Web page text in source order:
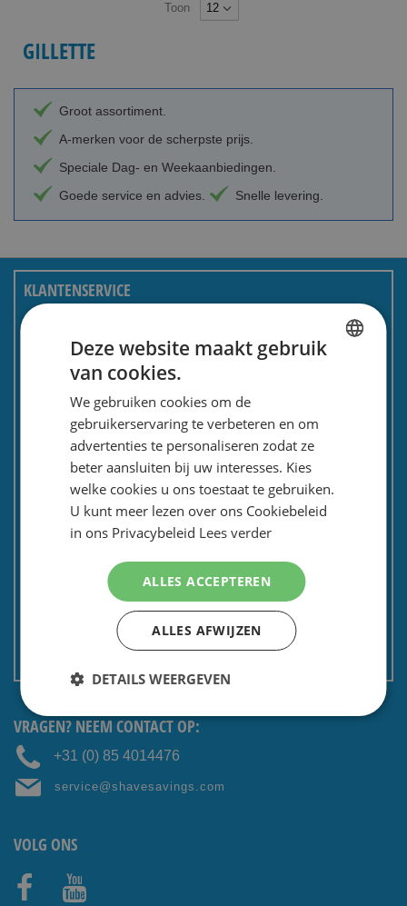
Toon
GILLETTE
Groot assortiment.
A-merken voor de scherpste prijs.
Speciale Dag- en Weekaanbiedingen.
Goede service en advies.
Snelle levering.
KLANTENSERVICE
Tevredenheidsgarantie
Kadoservice
Bedrijven / zakelijk
Meest gestelde vragen
Privacy en security
Algemene voorwaarden
VRAGEN? NEEM CONTACT OP:
+31 (0) 85 4014476
service@shavesavings.com
VOLG ONS
Deze website maakt gebruik
van cookies.
We gebruiken cookies om de
gebruikerservaring te verbeteren en om
advertenties te personaliseren zodat ze
beter aansluiten bij uw interesses. Kies
welke cookies u ons toestaat te gebruiken.
U kunt meer lezen over ons Cookiebeleid
in ons Privacybeleid Lees verder
ALLES ACCEPTEREN
ALLES AFWIJZEN
DETAILS WEERGEVEN